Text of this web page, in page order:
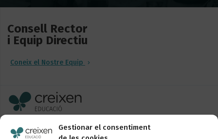
Gestionar el consentiment
Consell Rector
i Equip Directiu
Coneix el Nostre Equip
08018 Barcelona